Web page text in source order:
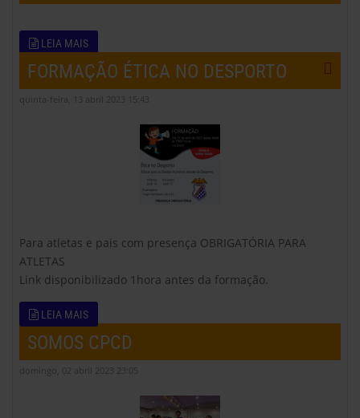
LEIA MAIS
FORMAÇÃO ÉTICA NO DESPORTO
quinta-feira, 13 abril 2023 15:43
Para atletas e pais com presença OBRIGATÓRIA PARA
ATLETAS
Link disponibilizado 1hora antes da formação.
LEIA MAIS
SOMOS CPCD
domingo, 02 abril 2023 23:05